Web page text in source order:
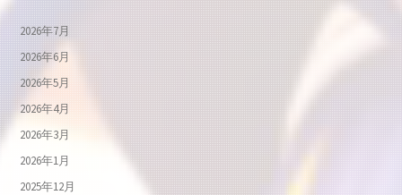
2026年7月
2026年6月
2026年5月
2026年4月
2026年3月
2026年1月
2025年12月